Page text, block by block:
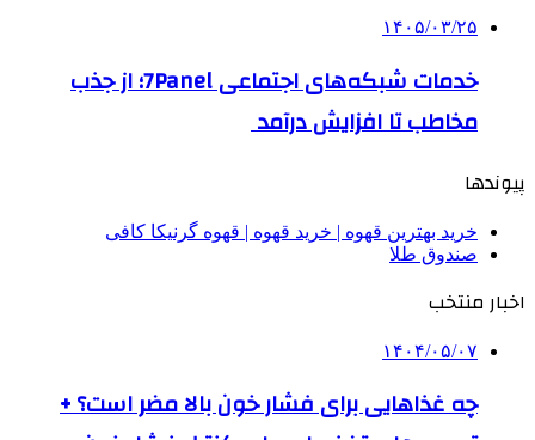
۱۴۰۵/۰۳/۲۵
خدمات شبکه‌های اجتماعی 7Panel؛ از جذب
مخاطب تا افزایش درآمد
پیوندها
خرید بهترین قهوه | خرید قهوه | قهوه گرنیکا کافی
صندوق طلا
اخبار منتخب
۱۴۰۴/۰۵/۰۷
چه غذاهایی برای فشار خون بالا مضر است؟ +